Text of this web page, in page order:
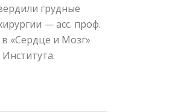
грудные
— асс. проф.
«Сердце и Мозг»